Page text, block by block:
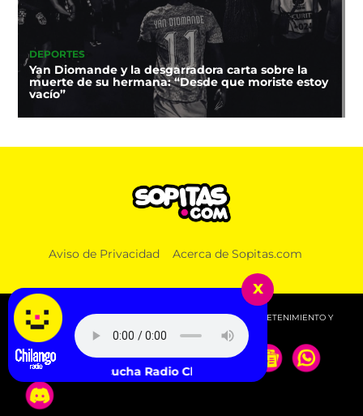
DEPORTES
Yan Diomande y la desgarradora carta sobre la
muerte de su hermana: “Desde que moriste estoy
vacío”
Aviso de Privacidad Acerca de Sopitas.com
© 2026 SOPITAS.COM - MÚSICA, NOTICIAS, DEPORTES, ENTRETENIMIENTO Y
MÁS!.
x
Escucha Radio Chilango -